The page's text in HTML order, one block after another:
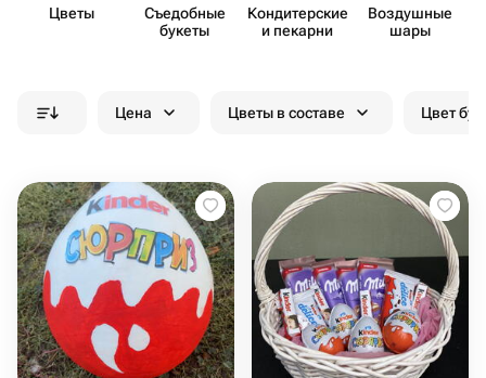
Цветы
Съедобные
букеты
Кондит​ерские
и пекарни
Воздушные
шары
Цена Цветы в составе Цвет